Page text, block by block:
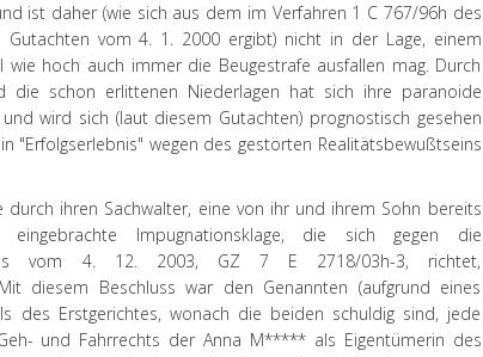
ist daher (wie sich aus dem im Verfahren 1 C 767/96h des
Gutachten vom 4. 1. 2000 ergibt) nicht in der Lage, einem
wie hoch auch immer die Beugestrafe ausfallen mag. Durch
die schon erlittenen Niederlagen hat sich ihre paranoide
wird sich (laut diesem Gutachten) prognostisch gesehen
"Erfolgserlebnis" wegen des gestörten Realitätsbewußtseins
ihren Sachwalter, eine von ihr und ihrem Sohn bereits
Impugnationsklage, die sich gegen die
vom 4. 12. 2003, GZ 7 E 2718/03h-3, richtet,
diesem Beschluss war den Genannten (aufgrund eines
des Erstgerichtes, wonach die beiden schuldig sind, jede
und Fahrrechts der Anna M***** als Eigentümerin des